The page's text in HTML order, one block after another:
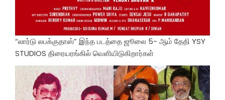
“லார்டு லபக்குதாஸ்” இந்த படத்தை ஜூலை 5- ஆம் தேதி YSY
STUDIOS திரையரங்கில் வெளியிடுகிறார்கள்